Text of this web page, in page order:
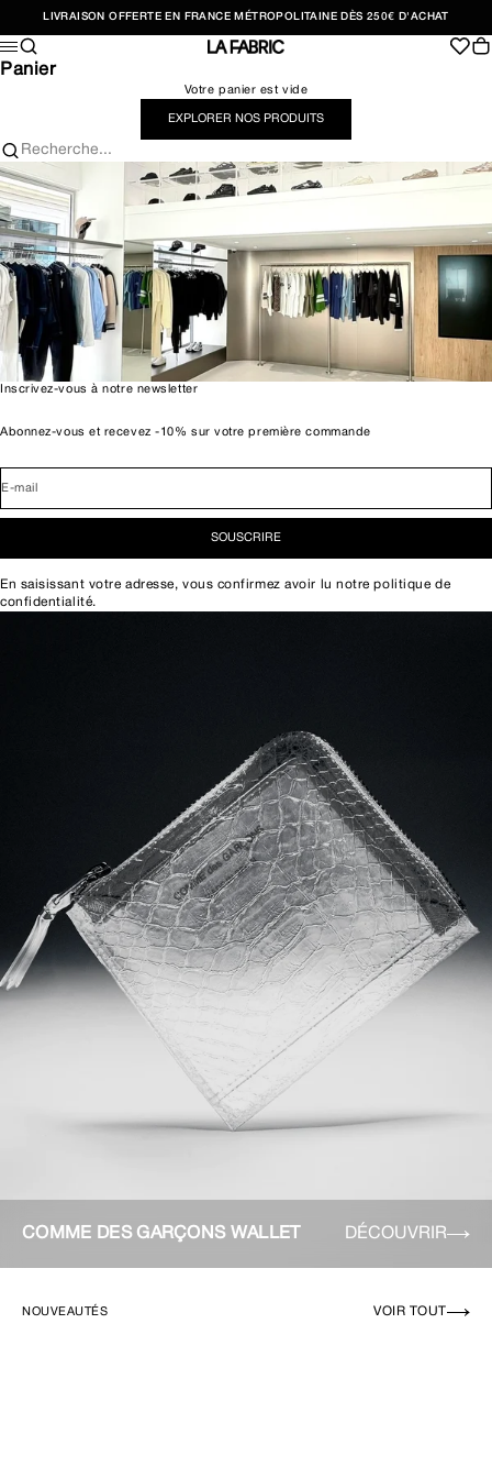
LIVRAISON OFFERTE EN FRANCE MÉTROPOLITAINE DÈS 250€ D'ACHAT
LA FABRIC SHOP
Menu
Recherche
Panier
Votre panier est vide
EXPLORER NOS PRODUITS
Recherche...
Inscrivez-vous à notre newsletter
Abonnez-vous et recevez -10% sur votre première commande
E-mail
SOUSCRIRE
En saisissant votre adresse, vous confirmez avoir lu notrepolitique de
confidentialité.
COMME DES GARÇONS WALLET DÉCOUVRIR
NOUVEAUTÉS VOIR TOUT